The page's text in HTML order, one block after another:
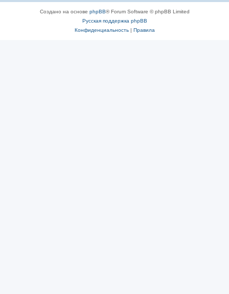
Создано на основе phpBB® Forum Software © phpBB Limited
Русская поддержка phpBB
Конфиденциальность| Правила